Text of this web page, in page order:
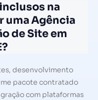
na
uma Agência
de Site em
desenvolvimento
pacote contratado
com plataformas